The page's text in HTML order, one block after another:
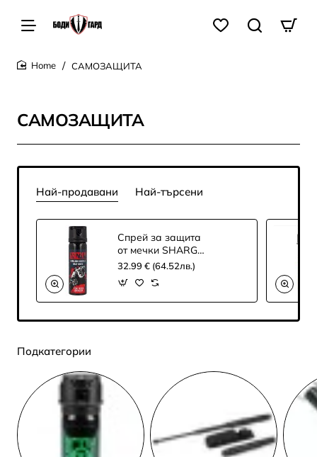
САМОЗАЩИТА
САМОЗАЩИТА
Най-продавани Най-търсени
Спрей за защита
от мечки SHARG
GRIZZLY
32.99 € (64.52лв.)
Подкатегории